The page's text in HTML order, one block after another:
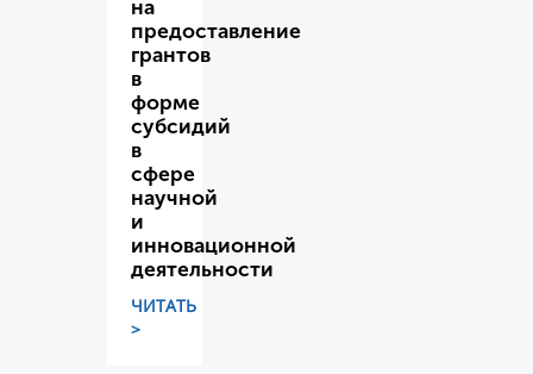
на
предоставление
грантов
в
форме
субсидий
в
сфере
научной
и
инновационной
деятельности
ЧИТАТЬ
>